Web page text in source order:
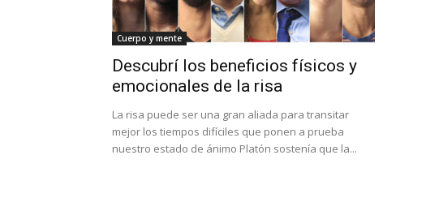
Cuerpo y mente
Descubrí los beneficios físicos y
emocionales de la risa
La risa puede ser una gran aliada para transitar
mejor los tiempos difíciles que ponen a prueba
nuestro estado de ánimo Platón sostenía que la...